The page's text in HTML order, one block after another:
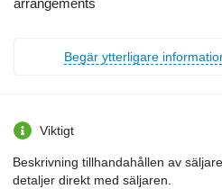
arrangements
Begär ytterligare
Viktigt
Beskrivning tillhandahållen av
detaljer direkt med säljaren.